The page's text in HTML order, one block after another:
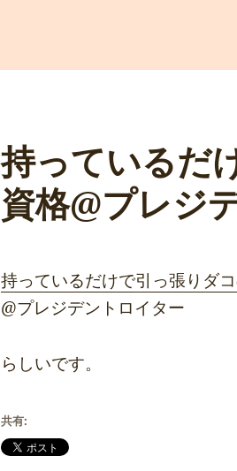
持っているだ
資格@プレジ
持っているだけで引っ張りダ
@プレジデントロイター
らしいです。
共有: